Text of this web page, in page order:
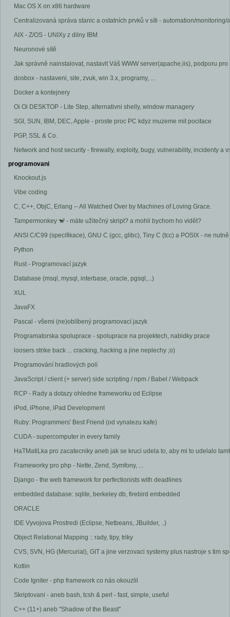
Mac OS X on x86 hardware
Centralizovaná správa stanic a ostatních prvků v síti - automation/
AIX - Z/OS - UNIXy z dilny IBM
Neuronové sítě
Jak správně nainstalovat, nastavit Váš WWW server(apache,iis), podporu pro
dosbox - nastaveni, site, zvuk, win 3.x, programy, ...
Docker a kontejnery
Oi Oi DESKTOP - Lite Step, alternativni shelly, window managery
SGI, SUN, IBM, DEC, Apple - proste proc PC kdyz muzeme mit pocitace
PGP, SSL & Co.
Network and host security - firewally, exploity, bugy, vulnerability, incidenty a
programovani
Knockout.js
Vibe coding
C, C++, ObjC, Erlang -- All Watched Over by Machines of Loving Grace.
Tampermonkey 🐒 - máte užitečný skript? a mohli bychom ho vidět?
ANSI C/C99 (specifikace), GNU C (gcc, glibc), Tiny C (tcc) a POSIX - ne
Python
Rust - Programovací jazyk
Database (msql, mysql, interbase, oracle, pgsql,...)
XUL
JavaFX
Pascal - všemi (ne)oblíbený programovací jazyk
Programatorska spoluprace - spoluprace na projektech, nabidky prace
loosers strike back ... cracking, hacking a jine neplechy ;o)
Programování hradlových polí
JavaScript / client (+ server) side scripting / npm / Babel / Webpack
RCP - Rady a dotazy ohledne frameworku od Eclipse
iPod, iPhone, iPad Development
Ruby: Programmers' Best Friend (od vynalezu kafe)
CUDA - supercomputer in every family
HaTMatiLka pro zacatecniky aneb jak se kruci udela to, aby mi to udelalo
Frameworky pro php - Nette, Zend, Symfony, ...
Django - the web framework for perfectionists with deadlines
embedded database: sqlite, berkeley db, firebird embedded
ORACLE
IDE Vyvojova Prostredi (Eclipse, Netbeans, JBuilder, ..)
Object Relational Mapping :: rady, tipy, triky
CVS, SVN, HG (Mercurial), GIT a jine verzovaci systemy plus nastroje s tim
Kotlin
Code Igniter - php framework co nás okouzlil
Skriptovani - aneb bash, tcsh & perl - fast, simple, useful
C++ (11+) aneb "Shadow of the Beast"